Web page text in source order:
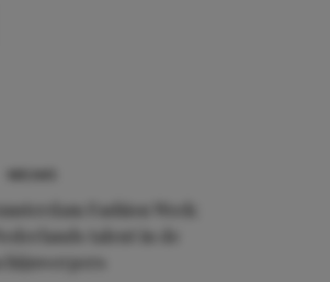
Amsterdam Fashion Week:
Nederlands talent in de
schijnwerpers